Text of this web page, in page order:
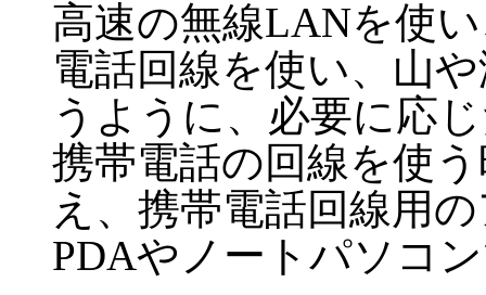
高速の無線LANを使
電話回線を使い、山
うように、必要に応
携帯電話の回線を使
え、携帯電話回線用
PDAやノートパソコ